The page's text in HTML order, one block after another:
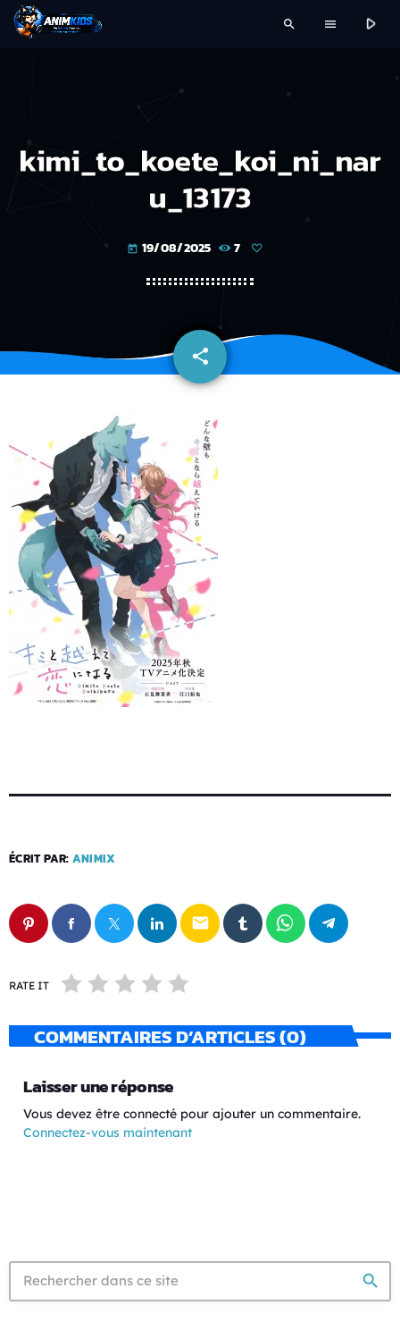
search menu play_arrow
kimi_to_koete_koi_ni_nar
u_13173
today 19/08/2025 7
share
email
ÉCRIT PAR: ANIMIX
email
RATE IT
COMMENTAIRES D’ARTICLES (0)
Laisser une réponse
Vous devez être connecté pour ajouter un commentaire.
Connectez-vous maintenant
search